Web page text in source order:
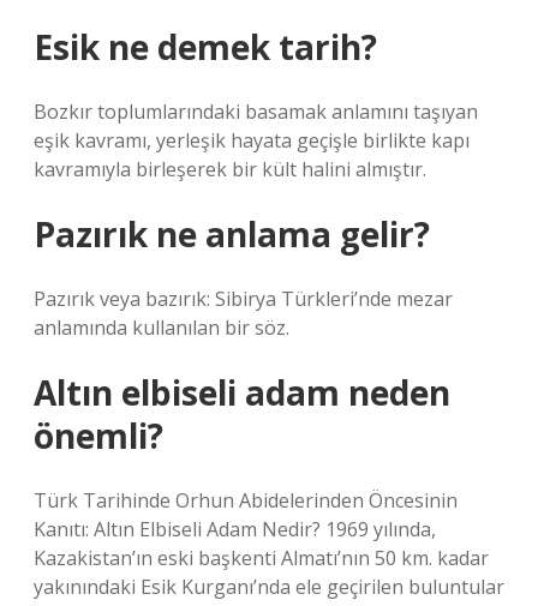
Esik ne demek tarih?
Bozkır toplumlarındaki basamak anlamını taşıyan
eşik kavramı, yerleşik hayata geçişle birlikte kapı
kavramıyla birleşerek bir kült halini almıştır.
Pazırık ne anlama gelir?
Pazırık veya bazırık: Sibirya Türkleri’nde mezar
anlamında kullanılan bir söz.
Altın elbiseli adam neden
önemli?
Türk Tarihinde Orhun Abidelerinden Öncesinin
Kanıtı: Altın Elbiseli Adam Nedir? 1969 yılında,
Kazakistan’ın eski başkenti Almatı’nın 50 km. kadar
yakınındaki Esik Kurganı’nda ele geçirilen buluntular